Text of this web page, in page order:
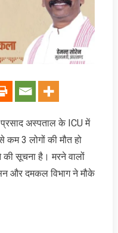
अस्पताल के ICU में
3 लोगों की मौत हो
की सूचना है। मरने वालों
और दमकल विभाग ने मौके